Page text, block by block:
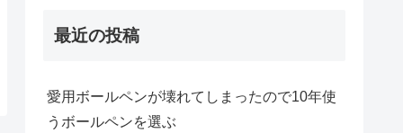
最近の投稿
愛用ボールペンが壊れてしまったので10年使
うボールペンを選ぶ